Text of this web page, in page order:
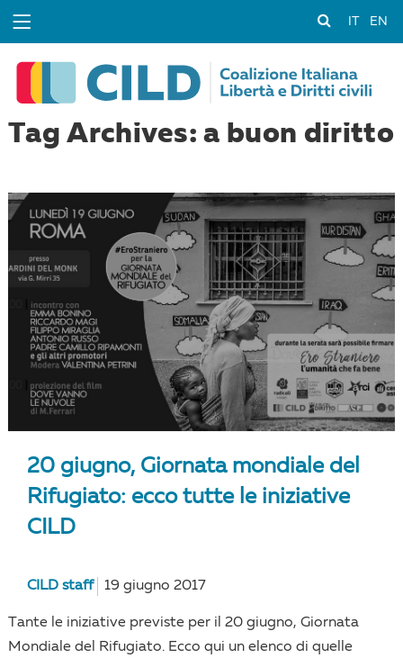
EN
Tag Archives: a buon diritto
20 giugno, Giornata mondiale del
Rifugiato: ecco tutte le iniziative
CILD
CILD staff 19 giugno 2017
Tante le iniziative previste per il 20 giugno, Giornata
Mondiale del Rifugiato. Ecco qui un elenco di quelle